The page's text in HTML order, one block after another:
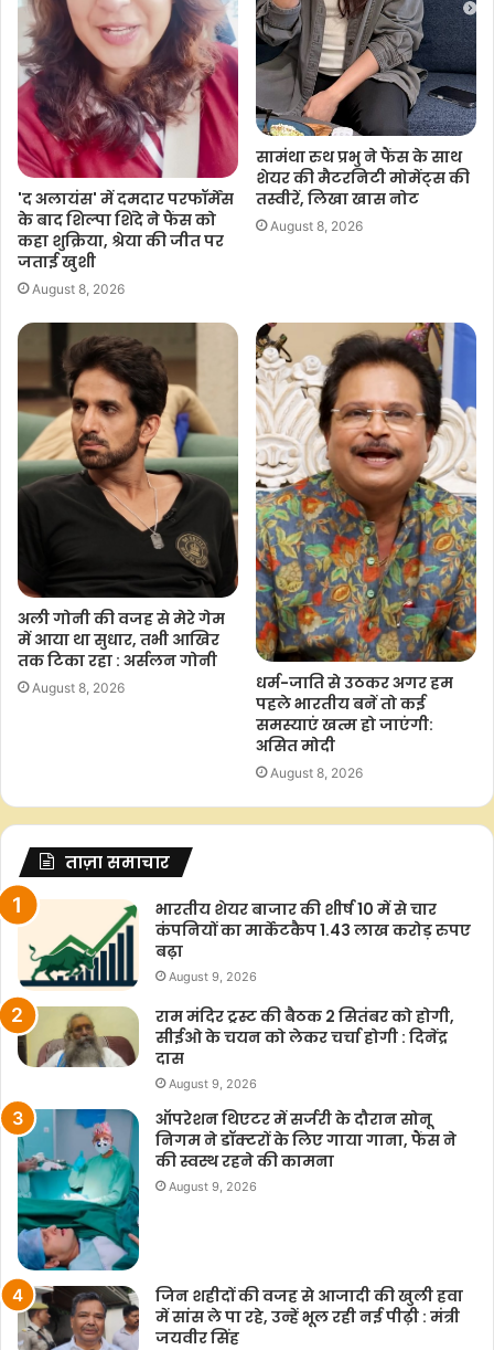
'द अलायंस' में दमदार परफॉर्मेंस
के बाद शिल्पा शिंदे ने फैंस को
कहा शुक्रिया, श्रेया की जीत पर
जताई खुशी
August 8, 2026
सामंथा रुथ प्रभु ने फैंस के साथ
शेयर की मैटरनिटी मोमेंट्स की
तस्वीरें, लिखा खास नोट
August 8, 2026
अली गोनी की वजह से मेरे गेम
में आया था सुधार, तभी आखिर
तक टिका रहा : अर्सलन गोनी
August 8, 2026
धर्म-जाति से उठकर अगर हम
पहले भारतीय बनें तो कई
समस्याएं खत्म हो जाएंगी:
असित मोदी
August 8, 2026
ताज़ा समाचार
भारतीय शेयर बाजार की शीर्ष 10 में से चार
कंपनियों का मार्केटकैप 1.43 लाख करोड़ रुपए
बढ़ा
August 9, 2026
राम मंदिर ट्रस्ट की बैठक 2 सितंबर को होगी,
सीईओ के चयन को लेकर चर्चा होगी : दिनेंद्र
दास
August 9, 2026
ऑपरेशन थिएटर में सर्जरी के दौरान सोनू
निगम ने डॉक्टरों के लिए गाया गाना, फैंस ने
की स्वस्थ रहने की कामना
August 9, 2026
जिन शहीदों की वजह से आजादी की खुली हवा
में सांस ले पा रहे, उन्हें भूल रही नई पीढ़ी : मंत्री
जयवीर सिंह